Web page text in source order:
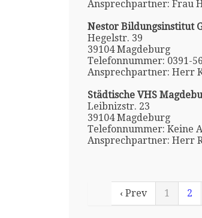
Ansprechpartner: Frau
Nestor Bildungsinstitut
Hegelstr. 39
39104 Magdeburg
Telefonnummer: 0391-
Ansprechpartner: Herr
Städtische VHS
Leibnizstr. 23
39104 Magdeburg
Telefonnummer: Keine
Ansprechpartner: Herr
‹ Prev 1 2